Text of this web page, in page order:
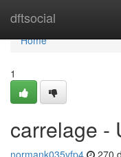
dftsocial
Home
Home
1
carrelage -
normank035vfp4 270